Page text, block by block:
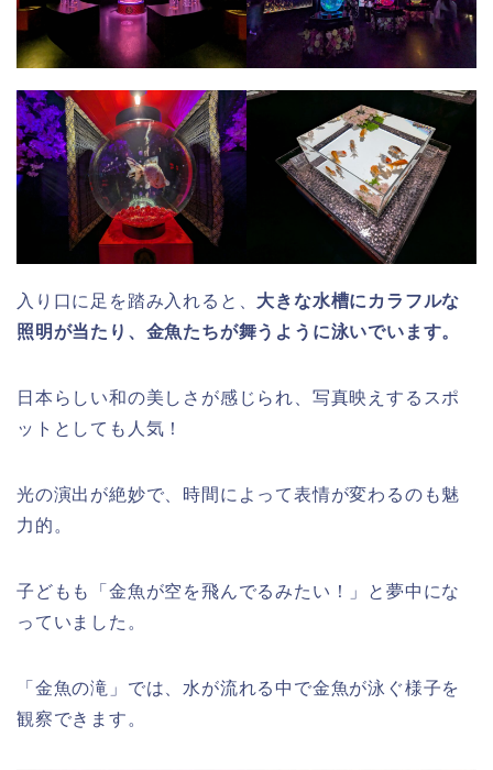
入り口に足を踏み入れると、 大きな水槽にカラフルな
照明が当たり、金魚たちが舞うように泳いでいます。
日本らしい和の美しさが感じられ、写真映えするスポ
ットとしても人気！
光の演出が絶妙で、時間によって表情が変わるのも魅
力的。
子どもも「金魚が空を飛んでるみたい！」と夢中にな
っていました。
「金魚の滝」では、水が流れる中で金魚が泳ぐ様子を
観察できます。